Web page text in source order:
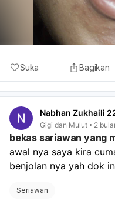
Suka Bagikan
Nabhan Zukhaili
Gigi dan Mulut 2
bekas sariawan yang
awal nya saya kira
benjolan nya yah dok
Seriawan